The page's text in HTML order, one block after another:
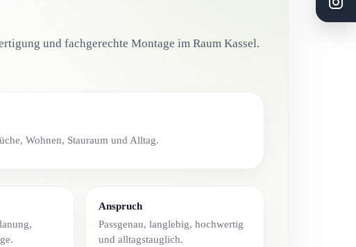
und fachgerechte Montage im Raum Kassel.
Wohnen, Stauraum und Alltag.
Anspruch
Passgenau, langlebig, hochwertig
und alltagstauglich.